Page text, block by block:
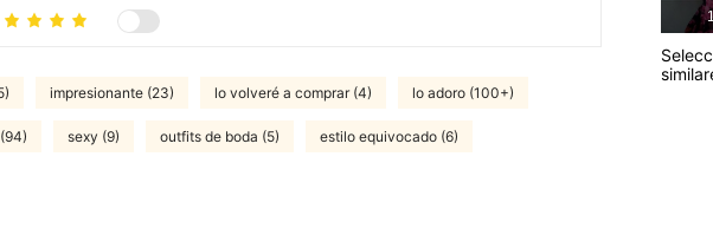
impresionante (23) lo volveré a comprar (4) lo adoro (100+)
sexy (9) outfits de boda (5) estilo equivocado (6)